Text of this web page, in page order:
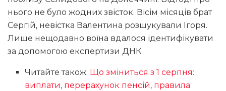
нього не було жодних звісток. Вісім місяців брат
Сергій, невістка Валентина розшукували Ігоря.
Лише нещодавно воїна вдалося ідентифікувати
за допомогою експертизи ДНК.
Читайте також: Що зміниться з 1 серпня:
виплати, перерахунок пенсій, правила